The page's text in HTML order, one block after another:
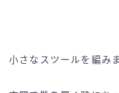
小さなスツールを編みま